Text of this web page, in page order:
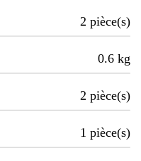
2 pièce(s)
0.6 kg
2 pièce(s)
1 pièce(s)